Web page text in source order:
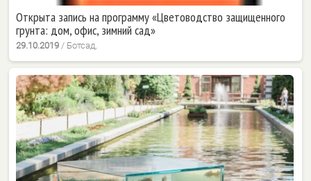
Открыта запись на программу «Цветоводство защищенного
грунта: дом, офис, зимний сад»
29.10.2019 / Ботсад,